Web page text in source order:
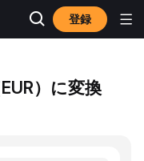
登録
）に変換